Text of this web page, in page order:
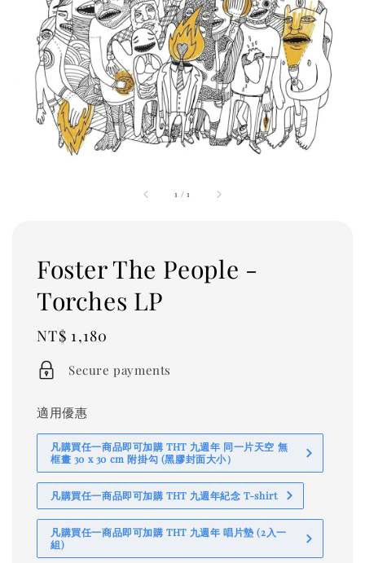
1 /1
Foster The People -
Torches LP
Regular
price
NT$ 1,180
Secure payments
適用優惠
凡購買任一商品即可加購 THT 九週年 同一片天空 無
框畫 30 x 30 cm 附掛勾 (黑膠封面大小）
凡購買任一商品即可加購 THT 九週年紀念 T-shirt
凡購買任一商品即可加購 THT 九週年 唱片墊 (2入一
組)